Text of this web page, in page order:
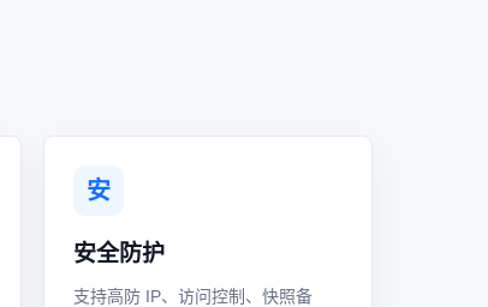
安
安全防护
支持高防 IP、访问控制、快照备